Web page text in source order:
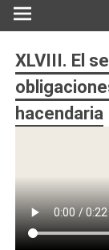
XLVIII. El
hacendaria